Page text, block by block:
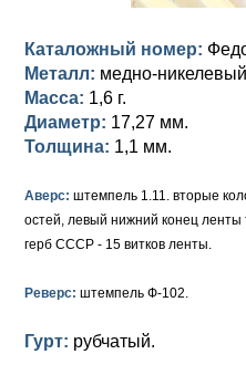
Серебро
Медь
Каталожный номер:
Металл: медно-
Масса: 1,6 г.
Диаметр: 17,27 мм.
Толщина: 1,1 мм.
Аверс: штемпель 1.11. вторые
остей, левый нижний конец ленты
герб СССР - 15 витков ленты.
Реверс: штемпель Ф-102.
Гурт: рубчатый.